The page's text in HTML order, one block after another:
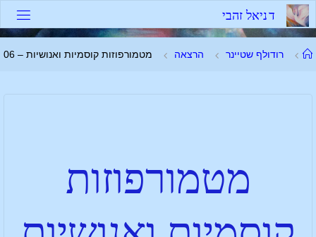
דניאל זהבי
רודולף שטיינר הרצאה מטמורפוזות קוסמיות ואנושיות – 06
מטמורפוזות